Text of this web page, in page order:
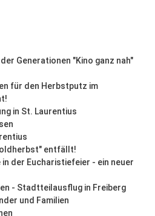
Generationen "Kino ganz nah"
für den Herbstputz im
in St. Laurentius
entfällt!
der Eucharistiefeier - ein neuer
- Stadtteilausflug in Freiberg
und Familien